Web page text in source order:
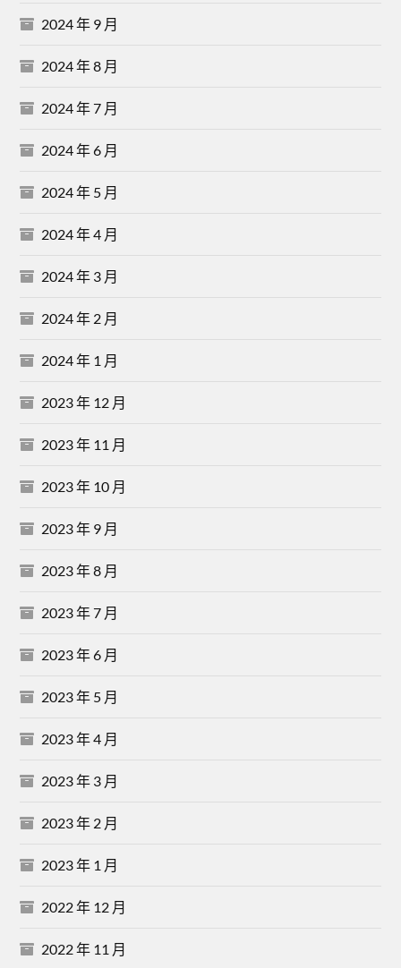
2024 年 9 月
2024 年 8 月
2024 年 7 月
2024 年 6 月
2024 年 5 月
2024 年 4 月
2024 年 3 月
2024 年 2 月
2024 年 1 月
2023 年 12 月
2023 年 11 月
2023 年 10 月
2023 年 9 月
2023 年 8 月
2023 年 7 月
2023 年 6 月
2023 年 5 月
2023 年 4 月
2023 年 3 月
2023 年 2 月
2023 年 1 月
2022 年 12 月
2022 年 11 月